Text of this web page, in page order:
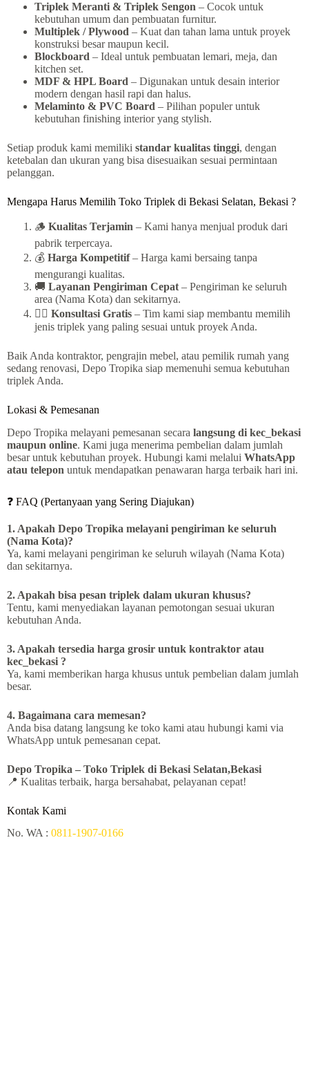
Triplek Meranti & Triplek Sengon – Cocok untuk
kebutuhan umum dan pembuatan furnitur.
Multiplek / Plywood – Kuat dan tahan lama untuk proyek
konstruksi besar maupun kecil.
Blockboard – Ideal untuk pembuatan lemari, meja, dan
kitchen set.
MDF & HPL Board – Digunakan untuk desain interior
modern dengan hasil rapi dan halus.
Melaminto & PVC Board – Pilihan populer untuk
kebutuhan finishing interior yang stylish.
Setiap produk kami memiliki standar kualitas tinggi, dengan
ketebalan dan ukuran yang bisa disesuaikan sesuai permintaan
pelanggan.
Mengapa Harus Memilih Toko Triplek di Bekasi Selatan, Bekasi ?
🪵 Kualitas Terjamin – Kami hanya menjual produk dari
pabrik terpercaya.
💰 Harga Kompetitif– Harga kami bersaing tanpa
mengurangi kualitas.
🚚 Layanan Pengiriman Cepat – Pengiriman ke seluruh
area (Nama Kota) dan sekitarnya.
👷‍♂️ Konsultasi Gratis – Tim kami siap membantu memilih
jenis triplek yang paling sesuai untuk proyek Anda.
Baik Anda kontraktor, pengrajin mebel, atau pemilik rumah yang
sedang renovasi, Depo Tropika siap memenuhi semua kebutuhan
triplek Anda.
Lokasi & Pemesanan
Depo Tropika melayani pemesanan secara langsung di kec_bekasi
maupun online. Kami juga menerima pembelian dalam jumlah
besar untuk kebutuhan proyek. Hubungi kami melalui WhatsApp
atau telepon untuk mendapatkan penawaran harga terbaik hari ini.
❓ FAQ (Pertanyaan yang Sering Diajukan)
1. Apakah Depo Tropika melayani pengiriman ke seluruh
(Nama Kota)?
Ya, kami melayani pengiriman ke seluruh wilayah (Nama Kota)
dan sekitarnya.
2. Apakah bisa pesan triplek dalam ukuran khusus?
Tentu, kami menyediakan layanan pemotongan sesuai ukuran
kebutuhan Anda.
3. Apakah tersedia harga grosir untuk kontraktor atau
kec_bekasi ?
Ya, kami memberikan harga khusus untuk pembelian dalam jumlah
besar.
4. Bagaimana cara memesan?
Anda bisa datang langsung ke toko kami atau hubungi kami via
WhatsApp untuk pemesanan cepat.
Depo Tropika – Toko Triplek di Bekasi Selatan,Bekasi
📍 Kualitas terbaik, harga bersahabat, pelayanan cepat!
Kontak Kami
No. WA : 0811-1907-0166